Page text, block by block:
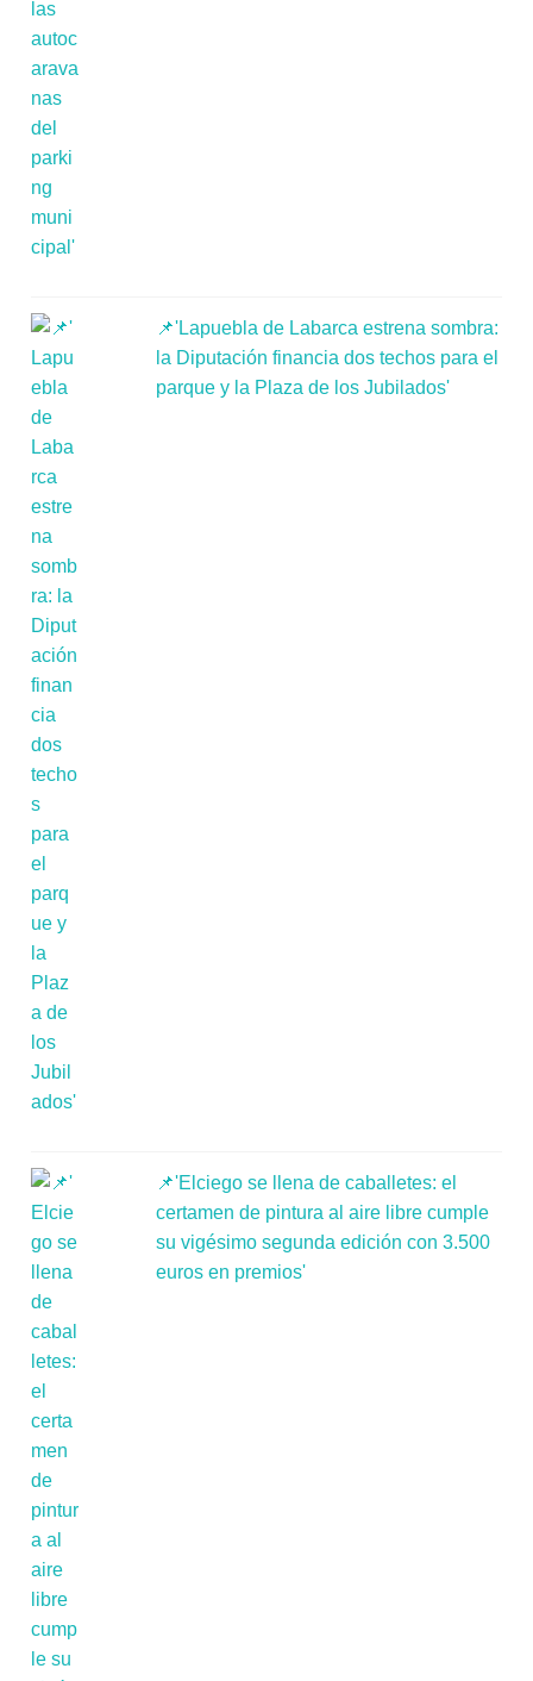
📌'Lapuebla de Labarca estrena sombra:
la Diputación financia dos techos para el
parque y la Plaza de los Jubilados'
📌'Elciego se llena de caballetes: el
certamen de pintura al aire libre cumple
su vigésimo segunda edición con 3.500
euros en premios'